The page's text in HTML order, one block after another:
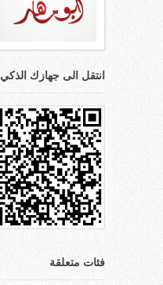
انتقل الى جهازك الذكي
فئات متعلقة